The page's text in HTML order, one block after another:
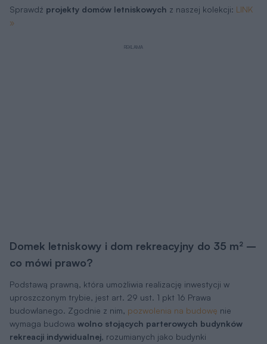
Sprawdź projekty domów letniskowych z naszej kolekcji: LINK
»
Domek letniskowy i dom rekreacyjny do 35 m² –
co mówi prawo?
Podstawą prawną, która umożliwia realizację inwestycji w
uproszczonym trybie, jest art. 29 ust. 1 pkt 16 Prawa
budowlanego. Zgodnie z nim, pozwolenia na budowę nie
wymaga budowa wolno stojących parterowych budynków
rekreacji indywidualnej, rozumianych jako budynki